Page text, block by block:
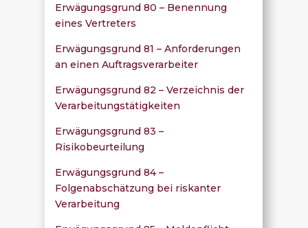
Erwägungsgrund 80 – Benennung
eines Vertreters
Erwägungsgrund 81 – Anforderungen
an einen Auftragsverarbeiter
Erwägungsgrund 82 – Verzeichnis der
Verarbeitungstätigkeiten
Erwägungsgrund 83 –
Risikobeurteilung
Erwägungsgrund 84 –
Folgenabschätzung bei riskanter
Verarbeitung